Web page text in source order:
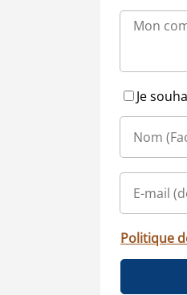
Je
Politique